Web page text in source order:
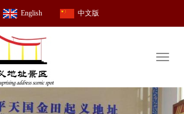
English 中文版